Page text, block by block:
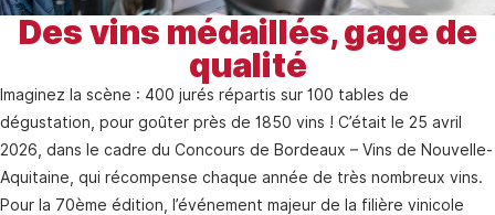
Des vins médaillés, gage de
qualité
Imaginez la scène : 400 jurés répartis sur 100 tables de
dégustation, pour goûter près de 1850 vins ! C’était le 25 avril
2026, dans le cadre du Concours de Bordeaux – Vins de Nouvelle-
Aquitaine, qui récompense chaque année de très nombreux vins.
Pour la 70ème édition, l’événement majeur de la filière vinicole